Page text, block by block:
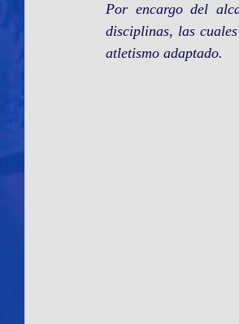
Por encargo del
disciplinas, las
atletismo adaptado.